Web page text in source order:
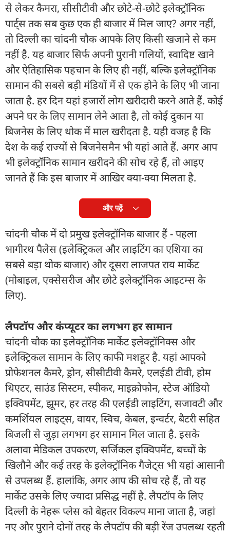
से लेकर कैमरा, सीसीटीवी और छोटे-से-छोटे इलेक्ट्रॉनिक
पार्ट्स तक सब कुछ एक ही बाजार में मिल जाए? अगर नहीं,
तो दिल्ली का चांदनी चौक आपके लिए किसी खजाने से कम
नहीं है. यह बाजार सिर्फ अपनी पुरानी गलियों, स्वादिष्ट खाने
और ऐतिहासिक पहचान के लिए ही नहीं, बल्कि इलेक्ट्रॉनिक
सामान की सबसे बड़ी मंडियों में से एक होने के लिए भी जाना
जाता है. हर दिन यहां हजारों लोग खरीदारी करने आते हैं. कोई
अपने घर के लिए सामान लेने आता है, तो कोई दुकान या
बिजनेस के लिए थोक में माल खरीदता है. यही वजह है कि
देश के कई राज्यों से बिजनेसमैन भी यहां आते हैं. अगर आप
भी इलेक्ट्रॉनिक सामान खरीदने की सोच रहे हैं, तो आइए
जानते हैं कि इस बाजार में आखिर क्या-क्या मिलता है.
और पढ़ें
चांदनी चौक में दो प्रमुख इलेक्ट्रॉनिक बाजार हैं - पहला
भागीरथ पैलेस (इलेक्ट्रिकल और लाइटिंग का एशिया का
सबसे बड़ा थोक बाजार) और दूसरा लाजपत राय मार्केट
(मोबाइल, एक्सेसरीज और छोटे इलेक्ट्रॉनिक आइटम्स के
लिए).
लैपटॉप और कंप्यूटर का लगभग हर सामान
चांदनी चौक का इलेक्ट्रॉनिक मार्केट इलेक्ट्रॉनिक्स और
इलेक्ट्रिकल सामान के लिए काफी मशहूर है. यहां आपको
प्रोफेशनल कैमरे, ड्रोन, सीसीटीवी कैमरे, एलईडी टीवी, होम
थिएटर, साउंड सिस्टम, स्पीकर, माइक्रोफोन, स्टेज ऑडियो
इक्विपमेंट, झूमर, हर तरह की एलईडी लाइटिंग, सजावटी और
कमर्शियल लाइट्स, वायर, स्विच, केबल, इन्वर्टर, बैटरी सहित
बिजली से जुड़ा लगभग हर सामान मिल जाता है. इसके
अलावा मेडिकल उपकरण, सर्जिकल इक्विपमेंट, बच्चों के
खिलौने और कई तरह के इलेक्ट्रॉनिक गैजेट्स भी यहां आसानी
से उपलब्ध हैं. हालांकि, अगर आप की सोच रहे हैं, तो यह
मार्केट उसके लिए ज्यादा प्रसिद्ध नहीं है. लैपटॉप के लिए
दिल्ली के नेहरू प्लेस को बेहतर विकल्प माना जाता है, जहां
नए और पुराने दोनों तरह के लैपटॉप की बड़ी रेंज उपलब्ध रहती